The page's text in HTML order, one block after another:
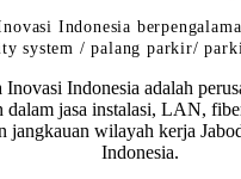
Indonesia
system / palang parkir/
Indonesia adalah
dalam jasa instalasi, LAN,
jangkauan wilayah kerja
Indonesia.